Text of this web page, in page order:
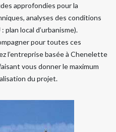
approfondies pour la
analyses des conditions
plan local d’urbanisme).
pour toutes ces
l’entreprise basée à Chenelette
vous donner le maximum
du projet.